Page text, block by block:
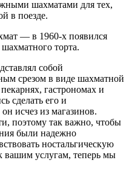
шахматами для тех,
в поезде.
— в 1960-х появился
торта.
собой
срезом в виде шахматной
гастрономах и
сделать его и
исчез из магазинов.
поэтому так важно, чтобы
были надежно
ностальгическую
вашим услугам, теперь мы